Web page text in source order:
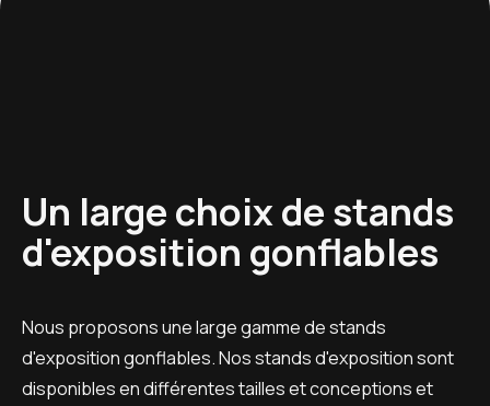
Un large choix de stands
d'exposition gonflables
Nous proposons une large gamme de stands
d'exposition gonflables. Nos stands d'exposition sont
disponibles en différentes tailles et conceptions et